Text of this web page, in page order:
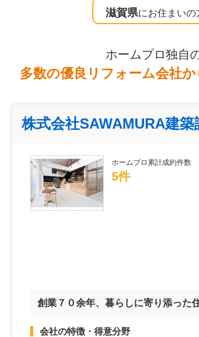
滋賀県にお住まいの
ホームプロ独自
多数の優良リフォーム会社
株式会社SAWAMURA建築
ホームプロ累計成約件数
5件
創業７０余年、暮らしに寄り添った
会社の特徴・得意分野